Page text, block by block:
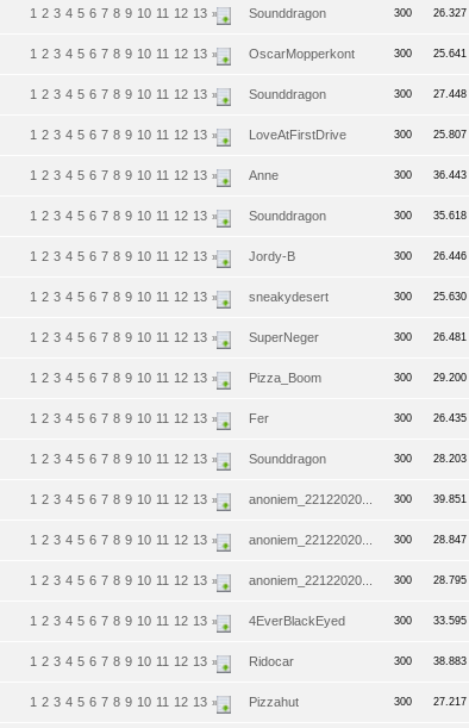
1 2 3 4 5 6 7 8 9 10 11 12 13 » Sounddragon 300 26.327
1 2 3 4 5 6 7 8 9 10 11 12 13 » OscarMopperkont 300 25.641
1 2 3 4 5 6 7 8 9 10 11 12 13 » Sounddragon 300 27.448
1 2 3 4 5 6 7 8 9 10 11 12 13 » LoveAtFirstDrive 300 25.807
1 2 3 4 5 6 7 8 9 10 11 12 13 » Anne 300 36.443
1 2 3 4 5 6 7 8 9 10 11 12 13 » Sounddragon 300 35.618
1 2 3 4 5 6 7 8 9 10 11 12 13 » Jordy-B 300 26.446
1 2 3 4 5 6 7 8 9 10 11 12 13 » sneakydesert 300 25.630
1 2 3 4 5 6 7 8 9 10 11 12 13 » SuperNeger 300 26.481
1 2 3 4 5 6 7 8 9 10 11 12 13 » Pizza_Boom 300 29.200
1 2 3 4 5 6 7 8 9 10 11 12 13 » Fer 300 26.435
1 2 3 4 5 6 7 8 9 10 11 12 13 » Sounddragon 300 28.203
1 2 3 4 5 6 7 8 9 10 11 12 13 » anoniem_22122020... 300 39.851
1 2 3 4 5 6 7 8 9 10 11 12 13 » anoniem_22122020... 300 28.847
1 2 3 4 5 6 7 8 9 10 11 12 13 » anoniem_22122020... 300 28.795
1 2 3 4 5 6 7 8 9 10 11 12 13 » 4EverBlackEyed 300 33.595
1 2 3 4 5 6 7 8 9 10 11 12 13 » Ridocar 300 38.883
1 2 3 4 5 6 7 8 9 10 11 12 13 » Pizzahut 300 27.217